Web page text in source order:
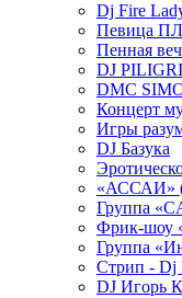
Dj Fire
Певица
Пенная
DJ
DMC
Концерт
Игры
DJ Базука
«АССАИ»
Группа
Фрик-шоу
Группа
Стрип - Dj
DJ Игорь